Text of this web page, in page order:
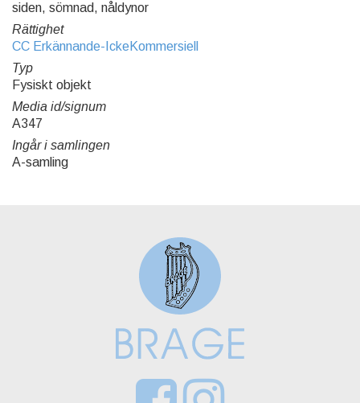
siden, sömnad, nåldynor
Rättighet
CC Erkännande-IckeKommersiell
Typ
Fysiskt objekt
Media id/signum
A347
Ingår i samlingen
A-samling